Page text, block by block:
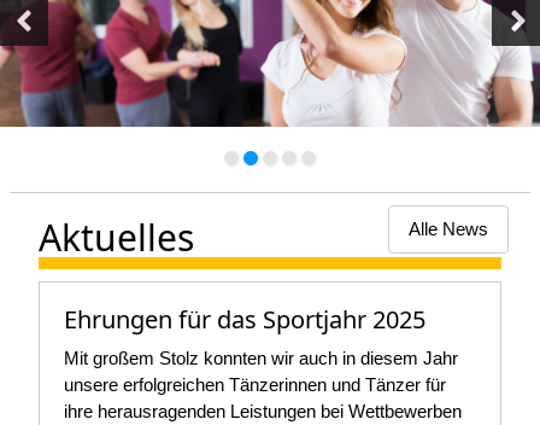
Previous
Alle News
Aktuelles
Ehrungen für das Sportjahr 2025
Mit großem Stolz konnten wir auch in diesem Jahr
unsere erfolgreichen Tänzerinnen und Tänzer für
ihre herausragenden Leistungen bei Wettbewerben